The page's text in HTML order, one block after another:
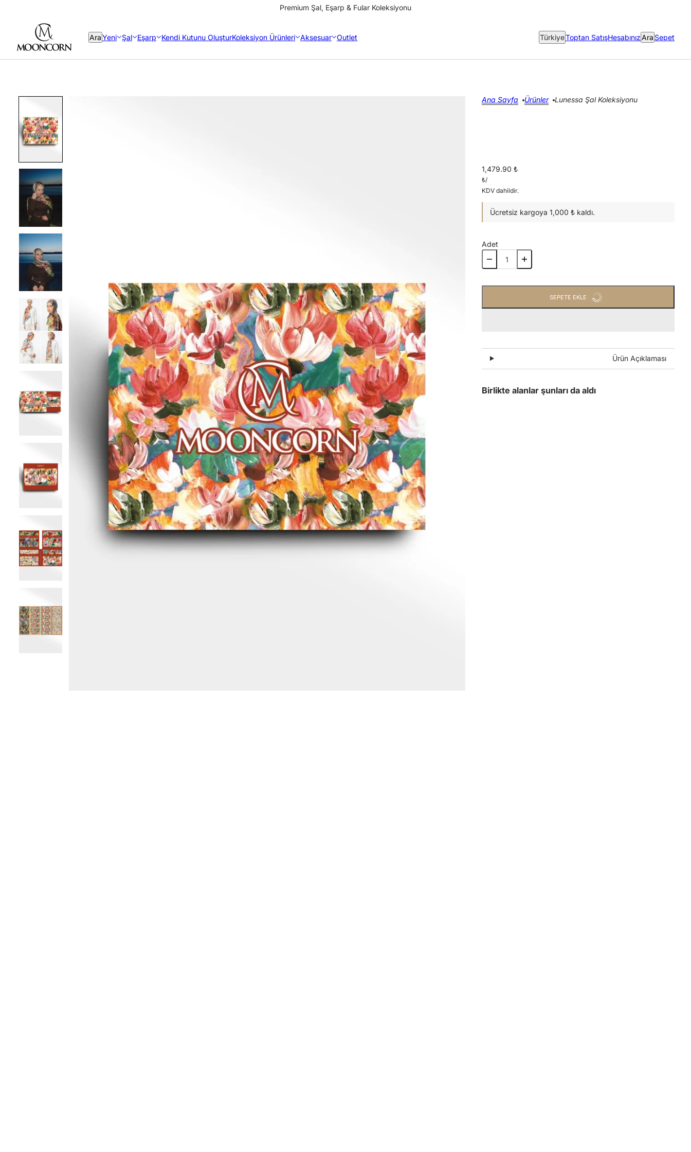
Premium Şal, Eşarp & Fular Koleksiyonu
AraYeni Şal Eşarp Kendi Kutunu OluşturKoleksiyon Ürünleri Aksesuar Outlet Ülke seçici
TürkiyeToptan SatışHesabınızAra Sepet
Ana Sayfa Ürünler Lunessa Şal Koleksiyonu
1,479.90 ₺
₺/
KDV dahildir.
Ücretsiz kargoya 1,000 ₺ kaldı.
Adet
SEPETE EKLE
Ürün Açıklaması
Birlikte alanlar şunları da aldı